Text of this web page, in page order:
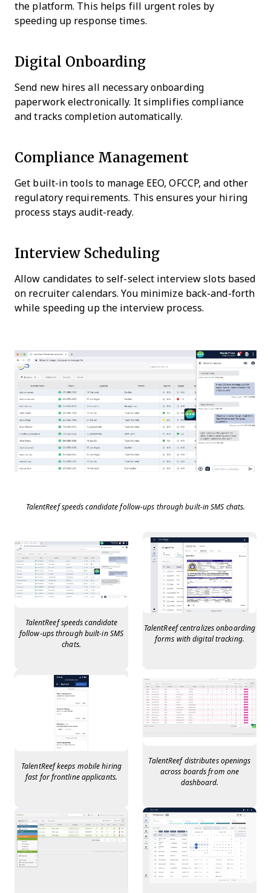
the platform. This helps fill urgent roles by
speeding up response times.
Digital Onboarding
Send new hires all necessary onboarding
paperwork electronically. It simplifies compliance
and tracks completion automatically.
Compliance Management
Get built-in tools to manage EEO, OFCCP, and other
regulatory requirements. This ensures your hiring
process stays audit-ready.
Interview Scheduling
Allow candidates to self-select interview slots based
on recruiter calendars. You minimize back-and-forth
while speeding up the interview process.
TalentReef speeds candidate follow-ups through built-in SMS chats.
TalentReef speeds candidate
follow-ups through built-in SMS
chats.
TalentReef centralizes onboarding
forms with digital tracking.
TalentReef keeps mobile hiring
fast for frontline applicants.
TalentReef distributes openings
across boards from one
dashboard.